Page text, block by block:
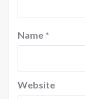
Name *
Website